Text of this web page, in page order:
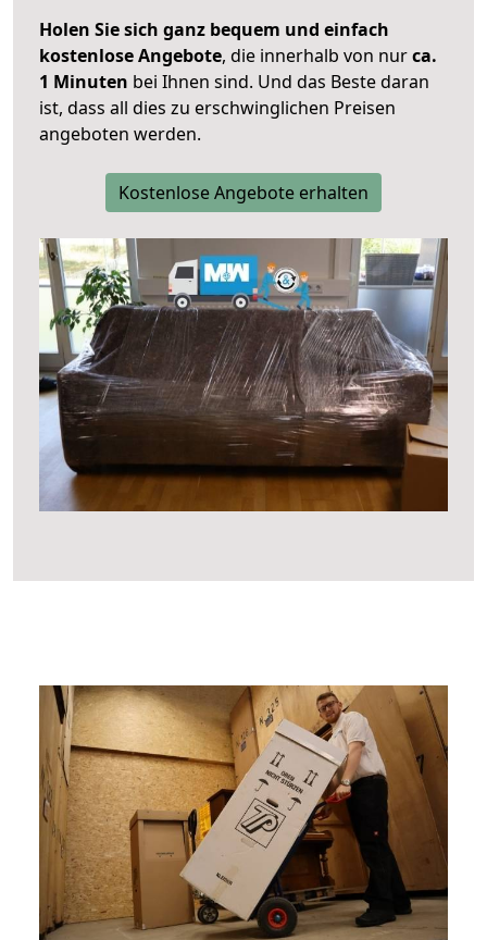
Holen Sie sich ganz bequem und einfach
kostenlose Angebote, die innerhalb von nurca.
1 Minuten bei Ihnen sind. Und das Beste daran
ist, dass all dies zu erschwinglichen Preisen
angeboten werden.
Kostenlose Angebote erhalten